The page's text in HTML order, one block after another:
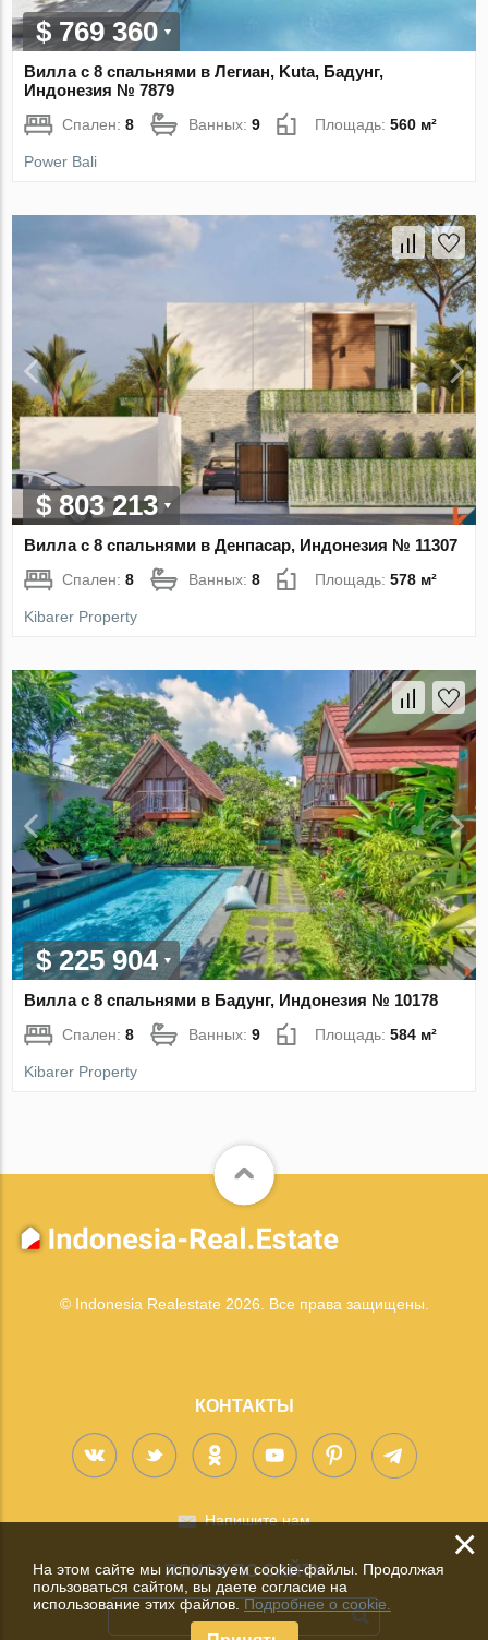
$ 769 360
Вилла с 8 спальнями в Легиан, Kuta, Бадунг,
Индонезия № 7879
Спален:8 Ванных:9 Площадь:560 м²
Power Bali
$ 803 213
Вилла с 8 спальнями в Денпасар, Индонезия № 11307
Спален:8 Ванных:8 Площадь:578 м²
Kibarer Property
$ 225 904
Вилла с 8 спальнями в Бадунг, Индонезия № 10178
Спален:8 Ванных:9 Площадь:584 м²
Kibarer Property
© Indonesia Realestate 2026. Все права защищены.
КОНТАКТЫ
Напишите нам
ПОИСК ПО САЙТУ
×
На этом сайте мы используем cookie-файлы. Продолжая
пользоваться сайтом, вы даете согласие на
использование этих файлов.Подробнее о cookie.